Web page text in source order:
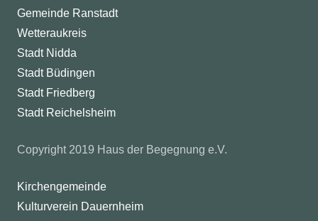
Gemeinde Ranstadt
Wetteraukreis
Stadt Nidda
Stadt Büdingen
Stadt Friedberg
Stadt Reichelsheim
Copyright 2019 Haus der Begegnung e.V.
Kirchengemeinde
Kulturverein Dauernheim